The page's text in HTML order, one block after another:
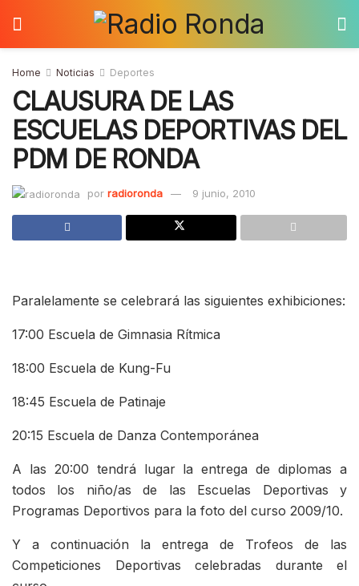
Home Noticias Deportes
CLAUSURA DE LAS
ESCUELAS DEPORTIVAS DEL
PDM DE RONDA
por radioronda 9 junio, 2010
Paralelamente se celebrará las siguientes exhibiciones:
17:00 Escuela de Gimnasia Rítmica
18:00 Escuela de Kung-Fu
18:45 Escuela de Patinaje
20:15 Escuela de Danza Contemporánea
A las 20:00 tendrá lugar la entrega de diplomas a
todos los niño/as de las Escuelas Deportivas y
Programas Deportivos para la foto del curso 2009/10.
Y a continuación la entrega de Trofeos de las
Competiciones Deportivas celebradas durante el